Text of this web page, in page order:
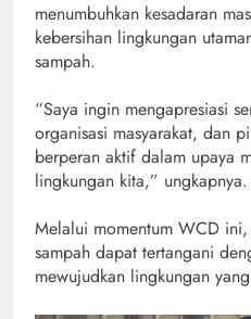
menumbuhkan kesadaran
kebersihan lingkungan
sampah.
“Saya ingin mengapresiasi
organisasi masyarakat, dan
berperan aktif dalam upaya
lingkungan kita,” ungkapnya.
Melalui momentum WCD
sampah dapat tertangani
mewujudkan lingkungan